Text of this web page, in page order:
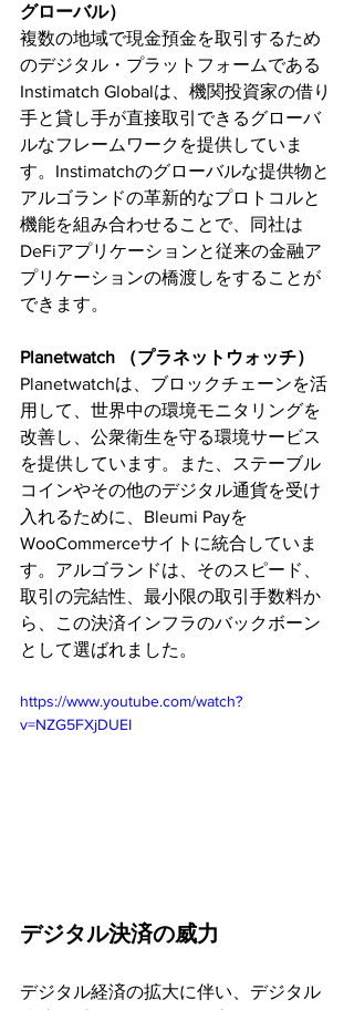
グローバル）
複数の地域で現金預金を取引するため
のデジタル・プラットフォームである
Instimatch Globalは、機関投資家の借り
手と貸し手が直接取引できるグローバ
ルなフレームワークを提供していま
す。Instimatchのグローバルな提供物と
アルゴランドの革新的なプロトコルと
機能を組み合わせることで、同社は
DeFiアプリケーションと従来の金融ア
プリケーションの橋渡しをすることが
できます。
Planetwatch （プラネットウォッチ）
Planetwatchは、ブロックチェーンを活
用して、世界中の環境モニタリングを
改善し、公衆衛生を守る環境サービス
を提供しています。また、ステーブル
コインやその他のデジタル通貨を受け
入れるために、Bleumi Payを
WooCommerceサイトに統合していま
す。アルゴランドは、そのスピード、
取引の完結性、最小限の取引手数料か
ら、この決済インフラのバックボーン
として選ばれました。
https://www.youtube.com/watch?
v=NZG5FXjDUEI
デジタル決済の威力
デジタル経済の拡大に伴い、デジタル